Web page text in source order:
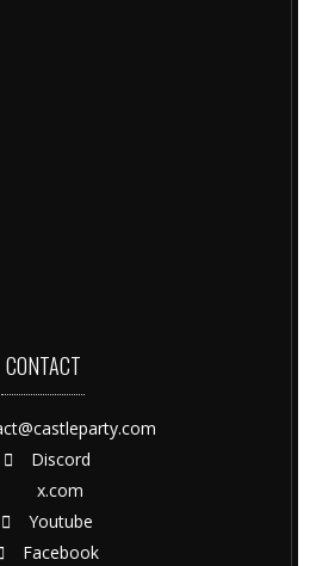
CONTACT
Discord
x.com
Youtube
Facebook